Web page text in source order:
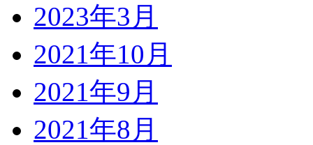
2023年3月
2021年10月
2021年9月
2021年8月